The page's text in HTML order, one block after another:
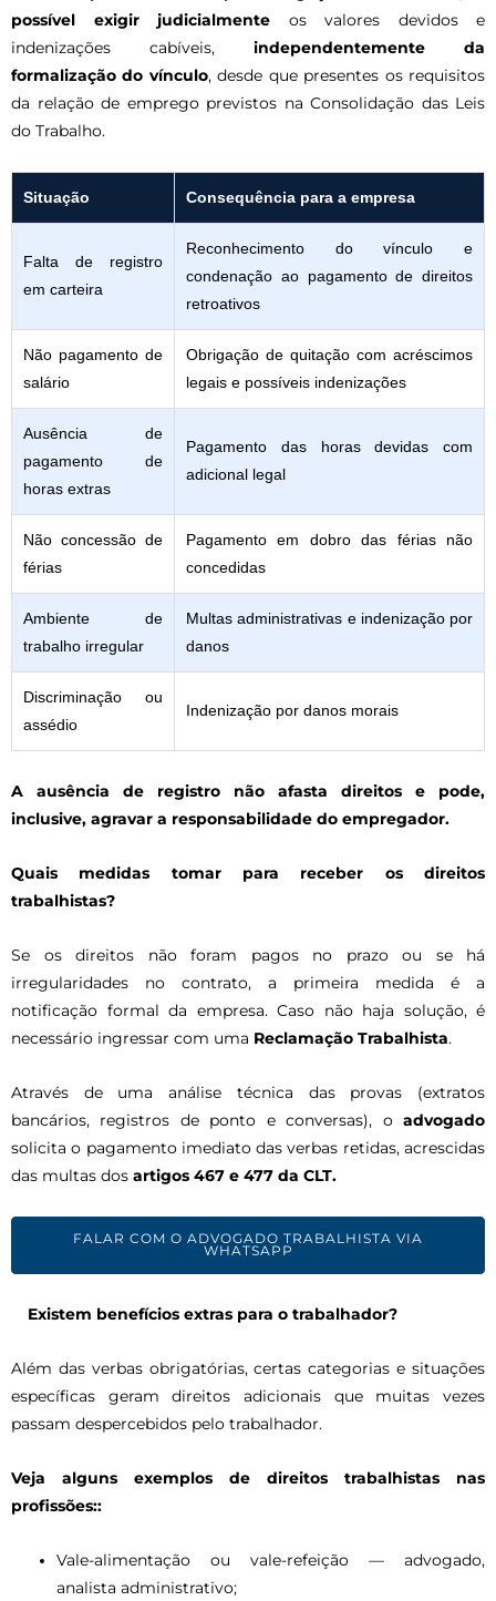
possível exigir judicialmente os valores devidos e
indenizações cabíveis, independentemente da
formalização do vínculo, desde que presentes os requisitos
da relação de emprego previstos na Consolidação das Leis
do Trabalho.
Situação Consequência para a empresa
Falta de registro
em carteira
Reconhecimento do vínculo e
condenação ao pagamento de direitos
retroativos
Não pagamento de
salário
Obrigação de quitação com acréscimos
legais e possíveis indenizações
Ausência de
pagamento de
horas extras
Pagamento das horas devidas com
adicional legal
Não concessão de
férias
Pagamento em dobro das férias não
concedidas
Ambiente de
trabalho irregular
Multas administrativas e indenização por
danos
Discriminação ou
assédio
Indenização por danos morais
A ausência de registro não afasta direitos e pode,
inclusive, agravar a responsabilidade do empregador.
Quais medidas tomar para receber os direitos
trabalhistas?
Se os direitos não foram pagos no prazo ou se há
irregularidades no contrato, a primeira medida é a
notificação formal da empresa. Caso não haja solução, é
necessário ingressar com uma Reclamação Trabalhista.
Através de uma análise técnica das provas (extratos
bancários, registros de ponto e conversas), o advogado
solicita o pagamento imediato das verbas retidas, acrescidas
das multas dos artigos 467 e 477 da CLT.
FALAR COM O ADVOGADO TRABALHISTA VIA
WHATSAPP
Existem benefícios extras para o trabalhador?
Além das verbas obrigatórias, certas categorias e situações
específicas geram direitos adicionais que muitas vezes
passam despercebidos pelo trabalhador.
Veja alguns exemplos de direitos trabalhistas nas
profissões::
Vale-alimentação ou vale-refeição — advogado,
analista administrativo;